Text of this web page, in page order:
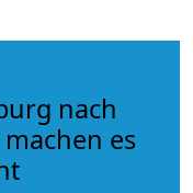
nach
es